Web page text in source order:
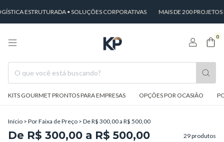
• SOLUÇÕES CORPORATIVAS MAIS DE 200 PROJETOS
0
KITS GOURMET PRONTOS PARA EMPRESAS OPÇÕES POR OCASIÃO
Início > Por Faixa de Preço > De R$ 300,00 a R$ 500,00
De R$ 300,00 a R$ 500,00 29 produtos